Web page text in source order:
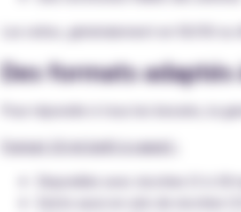
Les ratios, généralement en 50/50
Des formats
Pour répondre à tous les besoins, la
Format 10 ml (prêt à vaper) :
Disponible avec nicotine (3 à 18
Existe aussi en sels de nicotine